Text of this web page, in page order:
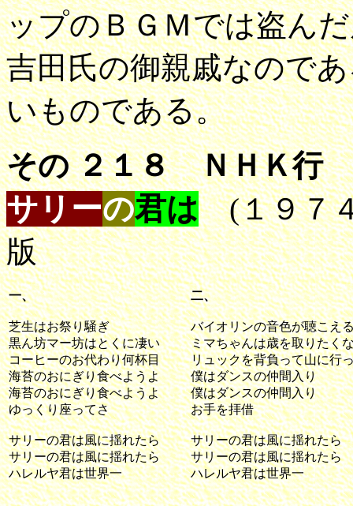
ップのＢＧＭでは盗ん
吉田氏の御親戚なので
いもので
その ２１８ ＮＨＫ行
サリーの君は(１９７
版
一、
芝生はお祭り騒ぎ
黒ん坊マー坊はとくに凄い
コーヒーのお代わり何杯目
海苔のおにぎり食べようよ
海苔のおにぎり食べようよ
ゆっくり座ってさ
サリーの君は風に揺れたら
サリーの君は風に揺れたら
ハレルヤ君は世界一
二、
バイオリンの音色が聴こえ
ミマちゃんは歳を取りたく
リュックを背負って山に行
僕はダンスの仲間入り
僕はダンスの仲間入り
お手を拝借
サリーの君は風に揺れたら
サリーの君は風に揺れたら
ハレルヤ君は世界一